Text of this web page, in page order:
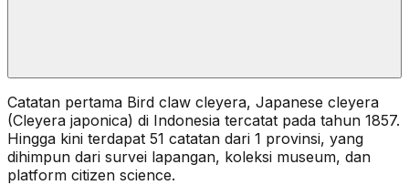
Catatan pertama Bird claw cleyera, Japanese cleyera
(Cleyera japonica) di Indonesia tercatat pada tahun 1857.
Hingga kini terdapat 51 catatan dari 1 provinsi, yang
dihimpun dari survei lapangan, koleksi museum, dan
platform citizen science.